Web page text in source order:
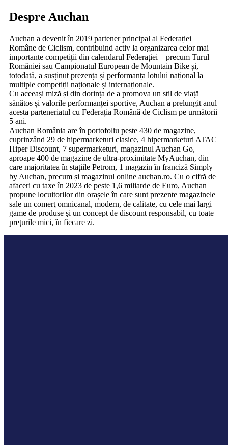
Despre Auchan
Auchan a devenit în 2019 partener principal al Federației
Române de Ciclism, contribuind activ la organizarea celor mai
importante competiții din calendarul Federației – precum Turul
României sau Campionatul European de Mountain Bike și,
totodată, a susținut prezența și performanța lotului național la
multiple competiții naționale și internaționale.
Cu aceeași miză și din dorința de a promova un stil de viață
sănătos și valorile performanței sportive, Auchan a prelungit anul
acesta parteneriatul cu Federația Română de Ciclism pe următorii
5 ani.
Auchan România are în portofoliu peste 430 de magazine,
cuprinzând 29 de hipermarketuri clasice, 4 hipermarketuri ATAC
Hiper Discount, 7 supermarketuri, magazinul Auchan Go,
aproape 400 de magazine de ultra-proximitate MyAuchan, din
care majoritatea în stațiile Petrom, 1 magazin în franciză Simply
by Auchan, precum și magazinul online auchan.ro. Cu o cifră de
afaceri cu taxe în 2023 de peste 1,6 miliarde de Euro, Auchan
propune locuitorilor din orașele în care sunt prezente magazinele
sale un comerţ omnicanal, modern, de calitate, cu cele mai largi
game de produse şi un concept de discount responsabil, cu toate
preţurile mici, în fiecare zi.